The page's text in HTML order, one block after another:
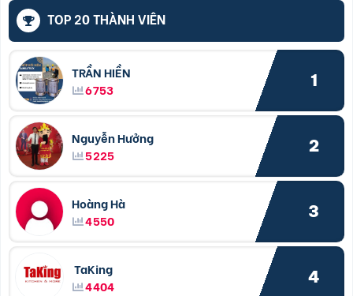
TOP 20 THÀNH VIÊN
TRẦN HIỀN
6753
1
Nguyễn Hưởng
5225
2
Hoàng Hà
4550
3
TaKing
4404
4